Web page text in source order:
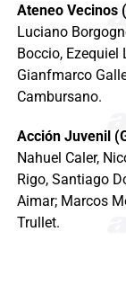
Ateneo Vecinos
Luciano
Boccio, Ezequiel
Gianfmarco
Cambursano.
Acción Juvenil
Nahuel Caler,
Rigo, Santiago
Aimar; Marcos
Trullet.